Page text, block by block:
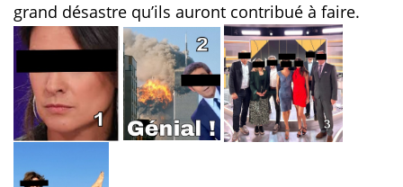
grand désastre qu’ils auront contribué à faire.